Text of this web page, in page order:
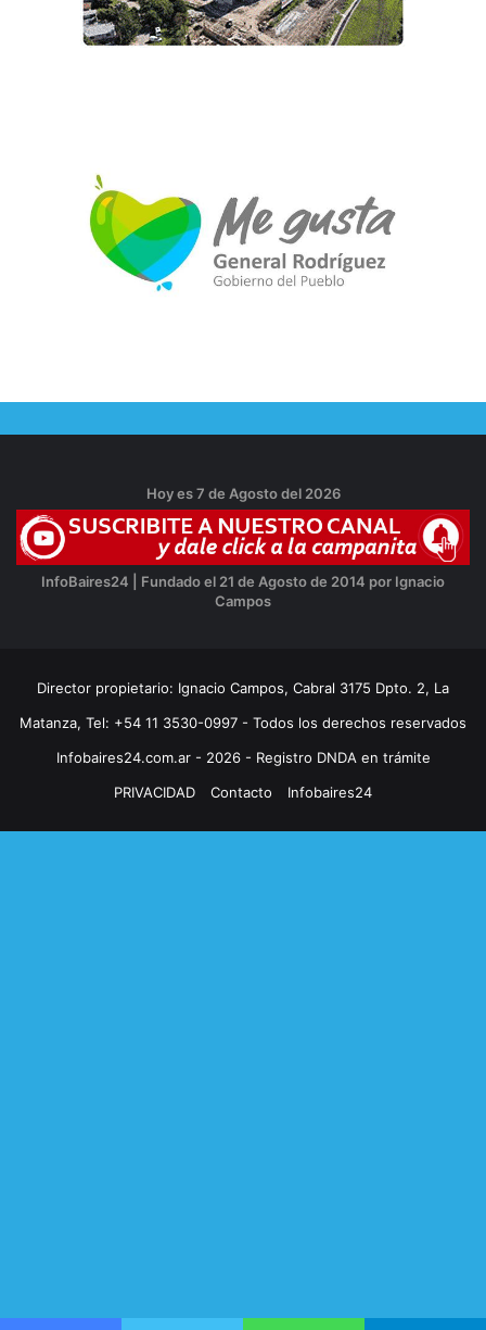
Hoy es 7 de Agosto del 2026
InfoBaires24 | Fundado el 21 de Agosto de 2014 por Ignacio
Campos
Director propietario: Ignacio Campos, Cabral 3175 Dpto. 2, La
Matanza, Tel: +54 11 3530-0997 - Todos los derechos reservados
Infobaires24.com.ar - 2026 - Registro DNDA en trámite
PRIVACIDAD
Contacto Infobaires24